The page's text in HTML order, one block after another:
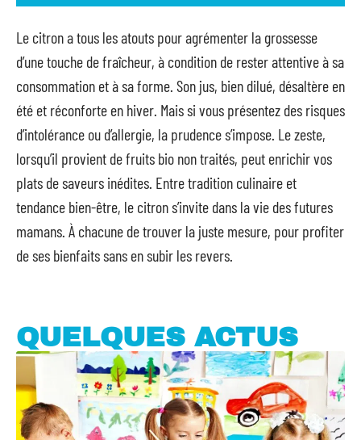
Le citron a tous les atouts pour agrémenter la grossesse
d’une touche de fraîcheur, à condition de rester attentive à sa
consommation et à sa forme. Son jus, bien dilué, désaltère en
été et réconforte en hiver. Mais si vous présentez des risques
d’intolérance ou d’allergie, la prudence s’impose. Le zeste,
lorsqu’il provient de fruits bio non traités, peut enrichir vos
plats de saveurs inédites. Entre tradition culinaire et
tendance bien-être, le citron s’invite dans la vie des futures
mamans. À chacune de trouver la juste mesure, pour profiter
de ses bienfaits sans en subir les revers.
QUELQUES ACTUS